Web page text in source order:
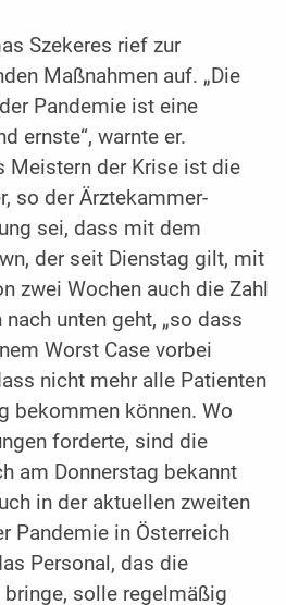
Szekeres rief zur
Maßnahmen auf. „Die
Pandemie ist eine
ernste“, warnte er.
Meistern der Krise ist die
so der Ärztekammer-
sei, dass mit dem
der seit Dienstag gilt, mit
zwei Wochen auch die Zahl
unten geht, „so dass
Worst Case vorbei
nicht mehr alle Patienten
bekommen können. Wo
forderte, sind die
am Donnerstag bekannt
in der aktuellen zweiten
Pandemie in Österreich
Personal, das die
bringe, solle regelmäßig